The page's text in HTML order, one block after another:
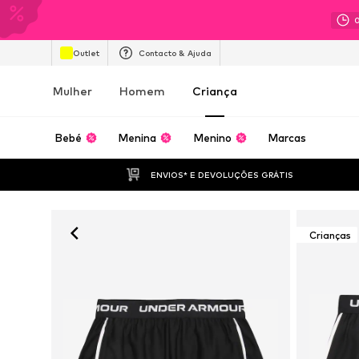
Outlet Contacto & Ajuda
Mulher Homem Criança
Bebé Menina Menino Marcas
ENVIOS* E DEVOLUÇÕES GRÁTIS
Crianças